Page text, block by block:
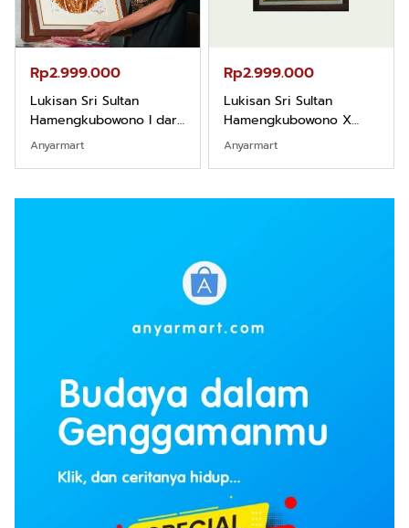
Rp2.999.000
Lukisan Sri Sultan
Hamengkubowono I dari
Kopi Karya Rudi Winarso
Anyarmart
Rp2.999.000
Lukisan Sri Sultan
Hamengkubowono X
dari Kopi Karya Rudi
Winarso
Anyarmart